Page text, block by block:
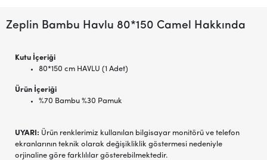
Zeplin Bambu Havlu 80*150 Camel Hakkında
Kutu İçeriği
80*150 cm HAVLU (1 Adet)
Ürün İçeriği
%70 Bambu %30 Pamuk
UYARI: Ürün renklerimiz kullanılan bilgisayar monitörü ve telefon
ekranlarının teknik olarak değişikliklik göstermesi nedeniyle
orjinaline göre farklılılar gösterebilmektedir.